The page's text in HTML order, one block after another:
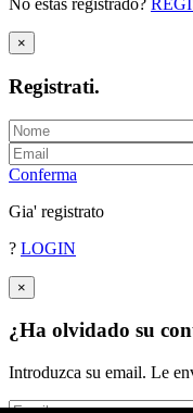
No estás registrado?
×
Registrati.
Conferma
Gia' registrato
? LOGIN
×
¿Ha olvidado su
Introduzca su email. Le